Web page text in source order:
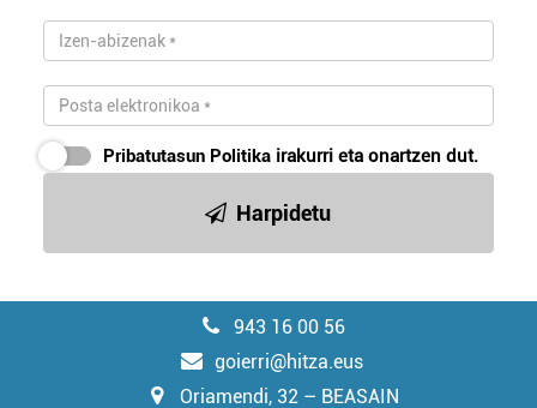
Pribatutasun Politika irakurri eta onartzen dut.
Harpidetu
943 16 00 56
goierri@hitza.eus
Oriamendi, 32 – BEASAIN